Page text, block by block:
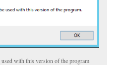
with this version of the program